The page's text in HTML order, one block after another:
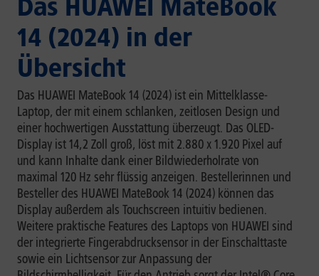
Das HUAWEI MateBook
14 (2024) in der
Übersicht
Das HUAWEI MateBook 14 (2024) ist ein Mittelklasse-
Laptop, der mit einem schlanken, zeitlosen Design und
einer hochwertigen Ausstattung überzeugt. Das OLED-
Display ist 14,2 Zoll groß, löst mit 2.880 x 1.920 Pixel auf
und kann Inhalte dank einer Bildwiederholrate von
maximal 120 Hz sehr flüssig anzeigen. Bestellerinnen und
Besteller des HUAWEI MateBook 14 (2024) können das
Display außerdem als Touchscreen intuitiv bedienen.
Weitere praktische Features des Laptops von HUAWEI sind
der integrierte Fingerabdrucksensor in der Einschalttaste
sowie ein Lichtsensor zur Anpassung der